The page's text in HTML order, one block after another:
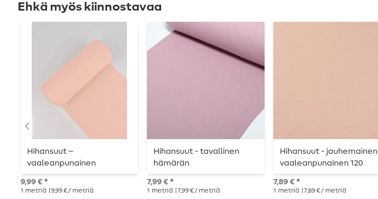
Ehkä myös kiinnostavaa
Hihansuut –
vaaleanpunainen
9,99 € *
1 metriä | 9,99 € / metriä
Hihansuut - tavallinen
hämärän
vaaleanpunainen
7,99 € *
1 metriä | 7,99 € / metriä
Hihansuut - jauhemainen
vaaleanpunainen 120
7,89 € *
1 metriä | 7,89 € / metriä